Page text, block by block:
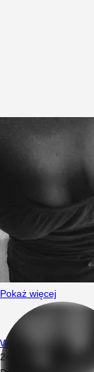
Pokaż więcej
Wrednotta
24.10.2023